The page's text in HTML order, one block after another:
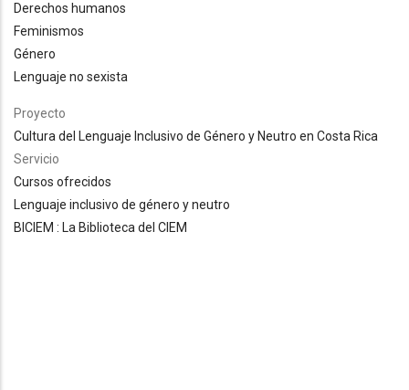
Derechos humanos
Feminismos
Género
Lenguaje no sexista
Proyecto
Cultura del Lenguaje Inclusivo de Género y Neutro en Costa Rica
Servicio
Cursos ofrecidos
Lenguaje inclusivo de género y neutro
BICIEM : La Biblioteca del CIEM